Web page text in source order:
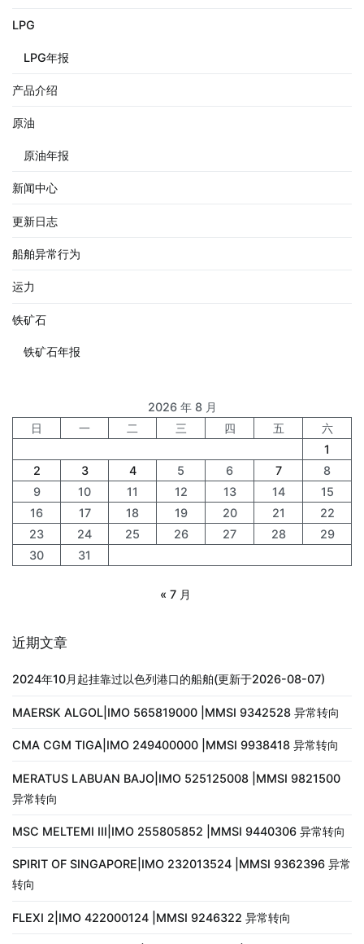
LPG
LPG年报
产品介绍
原油
原油年报
新闻中心
更新日志
船舶异常行为
运力
铁矿石
铁矿石年报
2026 年 8 月
日
一 二 三 四 五
六
1
2
3 4 5 6 7
8
9
10 11 12 13 14
15
16
17 18 19 20 21
22
23
24 25 26 27 28
29
30
31
« 7 月
近期文章
2024年10月起挂靠过以色列港口的船舶(更新于2026-08-07)
MAERSK ALGOL|IMO 565819000 |MMSI 9342528 异常转向
CMA CGM TIGA|IMO 249400000 |MMSI 9938418 异常转向
MERATUS LABUAN BAJO|IMO 525125008 |MMSI 9821500
异常转向
MSC MELTEMI III|IMO 255805852 |MMSI 9440306 异常转向
SPIRIT OF SINGAPORE|IMO 232013524 |MMSI 9362396 异常
转向
FLEXI 2|IMO 422000124 |MMSI 9246322 异常转向